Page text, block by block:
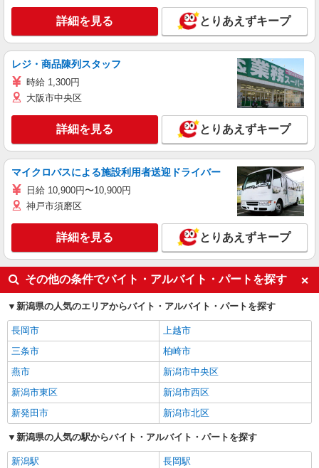
詳細を見る とりあえずキープ
レジ・商品陳列スタッフ
時給 1,300円
大阪市中央区
詳細を見る とりあえずキープ
マイクロバスによる施設利用者送迎ドライバー
日給 10,900円〜10,900円
神戸市須磨区
詳細を見る とりあえずキープ
その他の条件でバイト・アルバイト・パートを探す
新潟県の人気のエリアからバイト・アルバイト・パートを探す
長岡市
上越市
三条市
柏崎市
燕市
新潟市中央区
新潟市東区
新潟市西区
新発田市
新潟市北区
新潟県の人気の駅からバイト・アルバイト・パートを探す
新潟駅
長岡駅